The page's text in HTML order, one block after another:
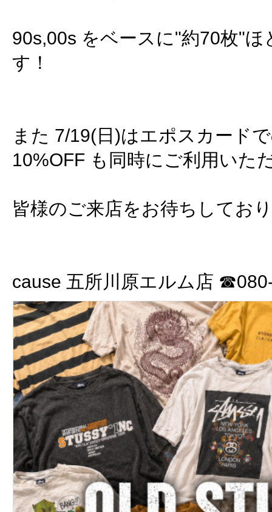
90s,00s をベースに"約70枚"ほ
す！
また 7/19(日)はエポスカード
10%OFF も同時にご利用いた
皆様のご来店をお待ちしてお
cause 五所川原エルム店